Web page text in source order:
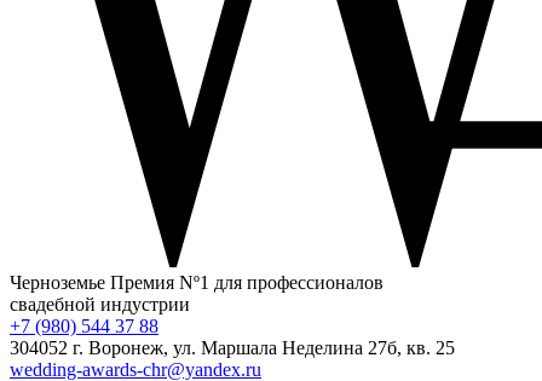
Черноземье Премия Nº1 для профессионалов
свадебной индустрии
+7 (980) 544 37 88
304052 г. Воронеж, ул. Маршала Неделина 27б, кв. 25
wedding-awards-chr@yandex.ru